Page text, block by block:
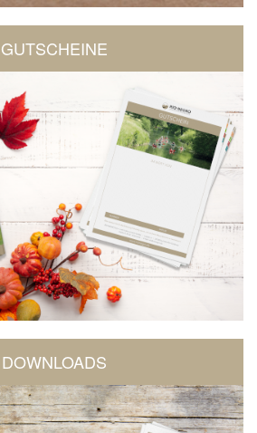
GUTSCHEINE
DOWNLOADS